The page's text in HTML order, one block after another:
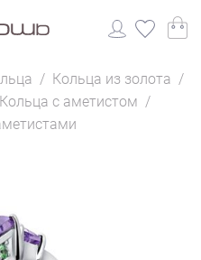
/ Кольца из золота /
Кольца с аметистом /